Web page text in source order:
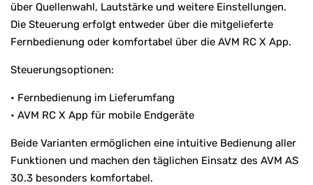
über Quellenwahl, Lautstärke und weitere Einstellungen.
Die Steuerung erfolgt entweder über die mitgelieferte
Fernbedienung oder komfortabel über die AVM RC X App.
Steuerungsoptionen:
• Fernbedienung im Lieferumfang
• AVM RC X App für mobile Endgeräte
Beide Varianten ermöglichen eine intuitive Bedienung aller
Funktionen und machen den täglichen Einsatz des AVM AS
30.3 besonders komfortabel.